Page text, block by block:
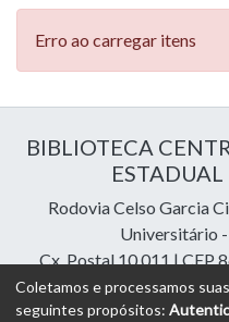
Erro ao carregar itens
BIBLIOTECA
Rodovia Celso Garcia
Universitário
Cx. Postal 10.011 | CEP
Contatos: e-mail:
Coletamos e processamos
seguintes propósitos: